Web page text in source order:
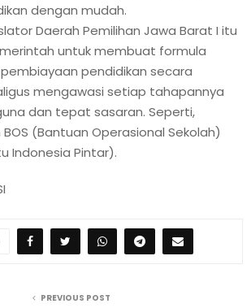
dengan mudah.
Daerah Pemilihan Jawa Barat I itu
untuk membuat formula
pendidikan secara
mengawasi setiap tahapannya
dan tepat sasaran. Seperti,
(Bantuan Operasional Sekolah)
Indonesia Pintar).
PREVIOUS POST